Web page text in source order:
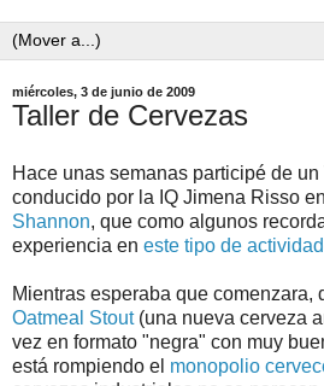
miércoles, 3 de junio de 2009
Taller de Cervezas
Hace unas semanas participé de
conducido por la IQ Jimena Risso
Shannon, que como algunos
experiencia en este tipo de
Mientras esperaba que comenzara,
Oatmeal Stout(una nueva cerveza
vez en formato "negra" con muy
está rompiendo el monopolio